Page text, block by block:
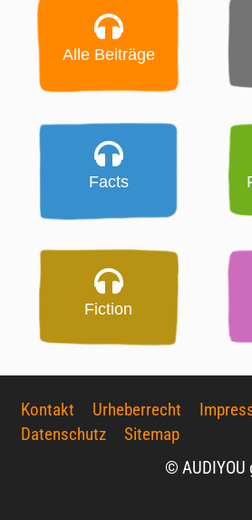
Alle Beiträge
Facts
Fiction
Kontakt Urheberrecht
Datenschutz
Sitemap
© AUDIYOU